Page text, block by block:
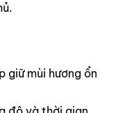
giữ mùi hương ổn